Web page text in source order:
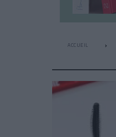
ACCUEIL